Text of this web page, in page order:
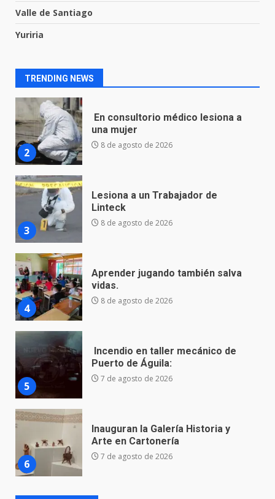
Valle de Santiago
Yuriria
TRENDING NEWS
1
2
3
Lesiona a un Trabajador de
Linteck
8 de agosto de 2026
4
Aprender jugando también salva
vidas.
8 de agosto de 2026
5
Incendio en taller mecánico de
Puerto de Águila:
7 de agosto de 2026
6
Inauguran la Galería Historia y
Arte en Cartonería
7 de agosto de 2026
7
Valle de Santiago refuerza
seguridad con nuevas unidades
7 de agosto de 2026